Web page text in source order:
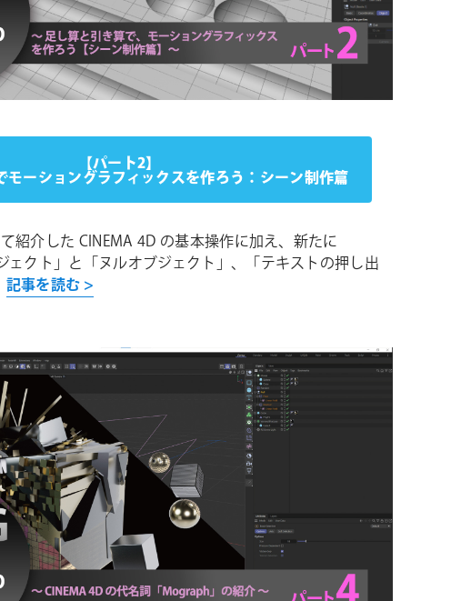
【パート2】
モーショングラフィックスを作ろう：シーン制作篇
紹介した CINEMA 4D の基本操作に加え、新たに
ェクト」と「ヌルオブジェクト」、「テキストの押し出
記事を読む >